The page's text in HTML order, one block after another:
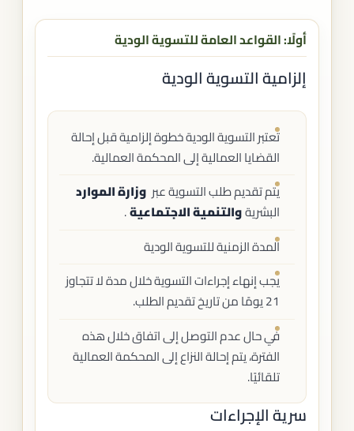
أولًا: القواعد العامة للتسوية الودية
إلزامية التسوية الودية
تعتبر التسوية الودية خطوة إلزامية قبل إحالة
القضايا العمالية إلى المحكمة العمالية.
يتم تقديم طلب التسوية عبر وزارة الموارد
البشريةوالتنمية الاجتماعية.
المدة الزمنية للتسوية الودية
يجب إنهاء إجراءات التسوية خلال مدة لا تتجاوز
21 يومًا من تاريخ تقديم الطلب.
في حال عدم التوصل إلى اتفاق خلال هذه
الفترة، يتم إحالة النزاع إلى المحكمة العمالية
تلقائيًا.
سرية الإجراءات